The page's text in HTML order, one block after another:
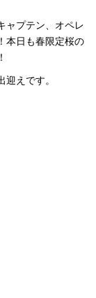
ャプテン、オペレ
本日も春限定桜の
えです。